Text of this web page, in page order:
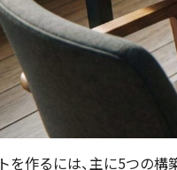
を作るには、主に5つの